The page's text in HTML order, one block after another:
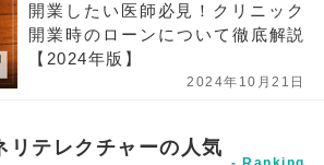
開業したい医師必見！クリニック
開業時のローンについて徹底解説
【2024年版】
2024年10月21日
リテレクチャーの人気